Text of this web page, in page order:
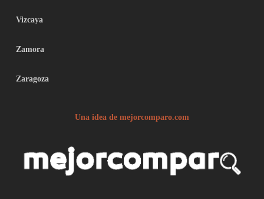
Vizcaya
Zamora
Zaragoza
Una idea de mejorcomparo.com